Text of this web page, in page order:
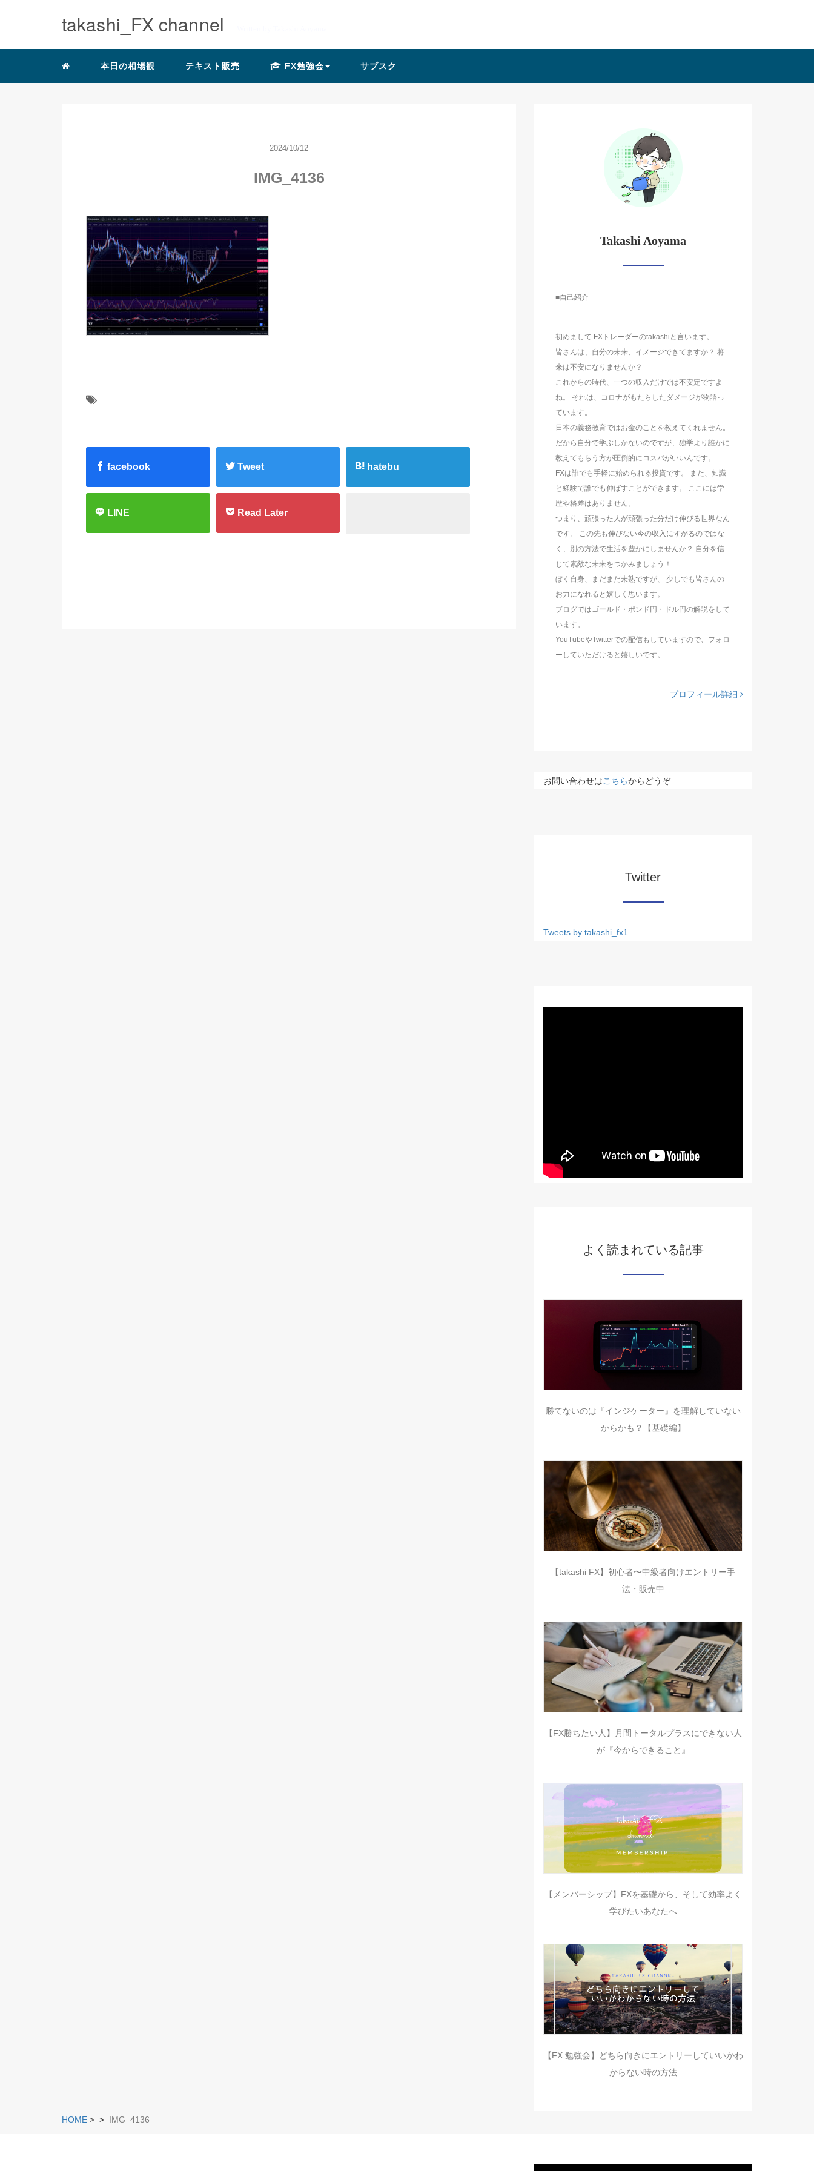
takashi_FX channel
本日の相場観 テキスト販売 FX勉強会 サブスク
2024/10/12
IMG_4136
facebook Tweet hatebu
LINE Read Later
Takashi Aoyama
■自己紹介
初めまして FXトレーダーのtakashiと言います。
皆さんは、自分の未来、イメージできてますか？ 将
来は不安になりませんか？
これからの時代、一つの収入だけでは不安定ですよ
ね。 それは、コロナがもたらしたダメージが物語っ
ています。
日本の義務教育ではお金のことを教えてくれません。
だから自分で学ぶしかないのですが、独学より誰かに
教えてもらう方が圧倒的にコスパがいいんです。
FXは誰でも手軽に始められる投資です。 また、知識
と経験で誰でも伸ばすことができます。 ここには学
歴や格差はありません。
つまり、頑張った人が頑張った分だけ伸びる世界なん
です。 この先も伸びない今の収入にすがるのではな
く、別の方法で生活を豊かにしませんか？ 自分を信
じて素敵な未来をつかみましょう！
ぼく自身、まだまだ未熟ですが、 少しでも皆さんの
お力になれると嬉しく思います。
ブログではゴールド・ポンド円・ドル円の解説をして
います。
YouTubeやTwitterでの配信もしていますので、フォロ
ーしていただけると嬉しいです。
プロフィール詳細
お問い合わせはこちらからどうぞ
Twitter
Tweets by takashi_fx1
よく読まれている記事
勝てないのは『インジケーター』を理解していない
からかも？【基礎編】
【takashi FX】初心者〜中級者向けエントリー手
法・販売中
【FX勝ちたい人】月間トータルプラスにできない人
が『今からできること』
【メンバーシップ】FXを基礎から、そして効率よく
学びたいあなたへ
【FX 勉強会】どちら向きにエントリーしていいかわ
からない時の方法
HOME > > IMG_4136